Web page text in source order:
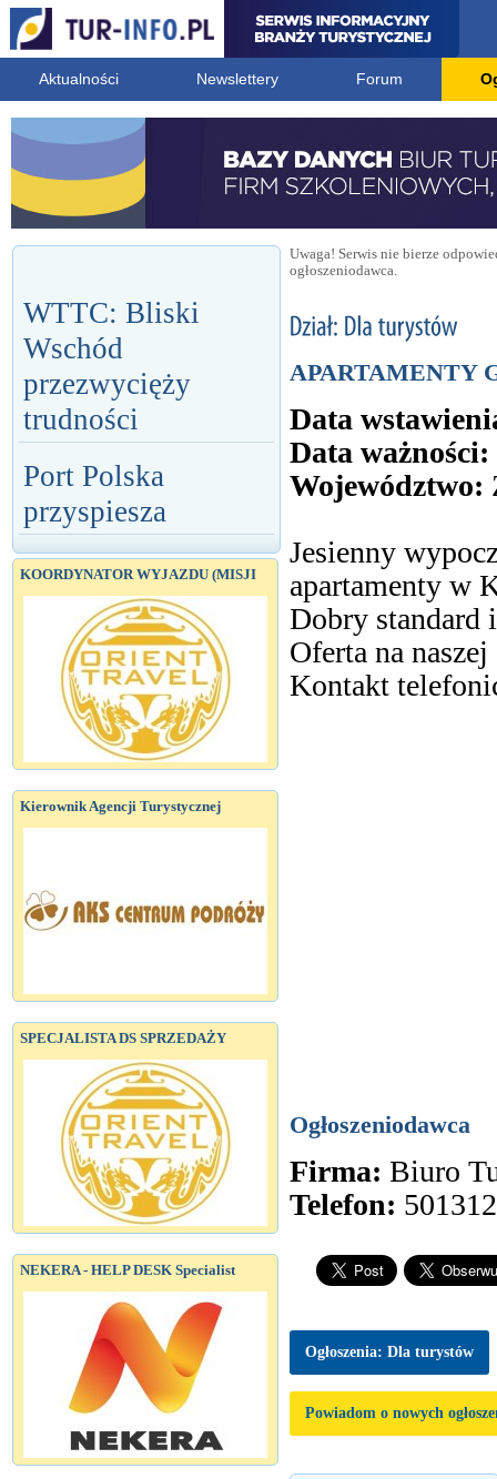
Aktualności Newslettery Forum
WTTC: Bliski
Wschód
przezwycięży
trudności
Port Polska
przyspiesza
KOORDYNATOR WYJAZDU (MISJI
Kierownik Agencji Turystycznej
SPECJALISTA DS SPRZEDAŻY
NEKERA - HELP DESK Specialist
Uwaga! Serwis nie bierze
ogłoszeniodawca.
APARTAMENTY
Data
Data ważności:
Województwo:
Jesienny
apartamenty w
Dobry standard
Oferta na
Kontakt
Ogłoszeniodawca
Firma: Biuro
Telefon:
Ogłoszenia: Dla turystów
Powiadom o nowych